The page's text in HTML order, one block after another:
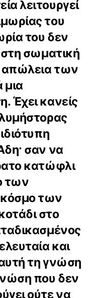
λειτουργεί
του
του δεν
στη σωματική
των
μια
Έχει κανείς
σαν να
κατώφλι
των
των
στο
και
τη γνώση
που δεν
ούτε να